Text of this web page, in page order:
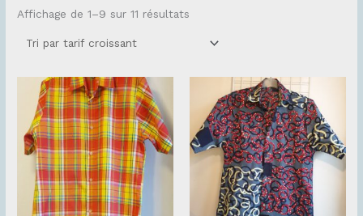
Affichage de 1–9 sur 11 résultats